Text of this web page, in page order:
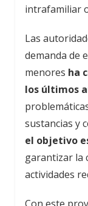
intrafamiliar
Las
demanda de
menores ha
los últimos
sustancias y
el objetivo
garantizar la
actividades